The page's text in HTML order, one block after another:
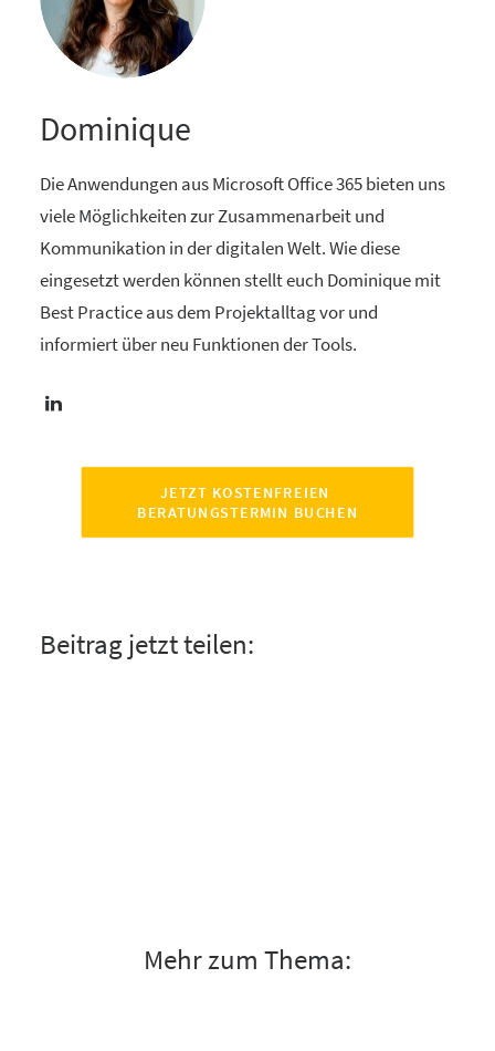
Dominique
Die Anwendungen aus Microsoft Office 365 bieten uns
viele Möglichkeiten zur Zusammenarbeit und
Kommunikation in der digitalen Welt. Wie diese
eingesetzt werden können stellt euch Dominique mit
Best Practice aus dem Projektalltag vor und
informiert über neu Funktionen der Tools.
JETZT KOSTENFREIEN
BERATUNGSTERMIN BUCHEN
Beitrag jetzt teilen:
Mehr zum Thema: